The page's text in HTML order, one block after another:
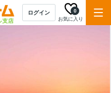
ログイン
お気に入り
0